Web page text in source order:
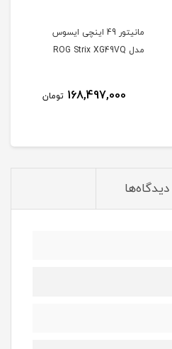
مانیتور 49 اینچی ایسوس
مدل ROG Strix XG49VQ
168,497,000 تومان
دیدگاه‌ها